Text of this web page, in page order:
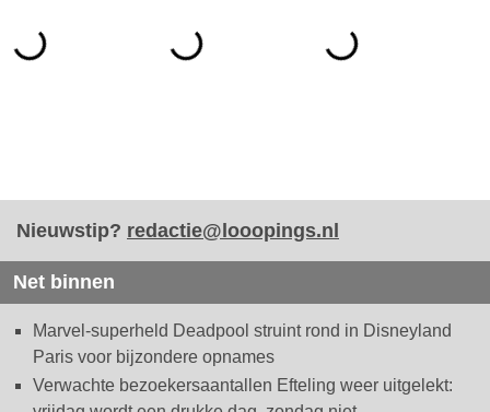
Nieuwstip? redactie@looopings.nl
Net binnen
Marvel-superheld Deadpool struint rond in Disneyland
Paris voor bijzondere opnames
Verwachte bezoekersaantallen Efteling weer uitgelekt: